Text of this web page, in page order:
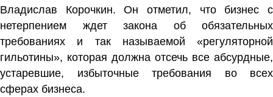
Владислав Корочкин. Он отметил, что бизнес с
нетерпением ждет закона об обязательных
требованиях и так называемой «регуляторной
гильотины», которая должна отсечь все абсурдные,
устаревшие, избыточные требования во всех
сферах бизнеса.